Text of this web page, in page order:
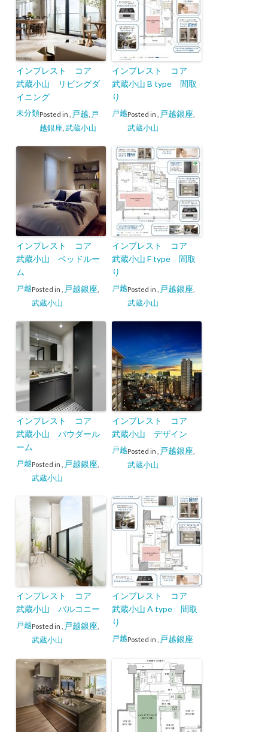
インプレスト コア
武蔵小山 リビングダ
イニング
Posted in
未分類 戸越 戸
越銀座 武蔵小山
インプレスト コア
武蔵小山 B type 間取
り
Posted in
戸越 戸越銀座
武蔵小山
インプレスト コア
武蔵小山 ベッドルー
ム
Posted in
戸越 戸越銀座
武蔵小山
インプレスト コア
武蔵小山 F type 間取
り
Posted in
戸越 戸越銀座
武蔵小山
インプレスト コア
武蔵小山 パウダール
ーム
Posted in
戸越 戸越銀座
武蔵小山
インプレスト コア
武蔵小山 デザイン
Posted in
戸越 戸越銀座
武蔵小山
インプレスト コア
武蔵小山 バルコニー
Posted in
戸越 戸越銀座
武蔵小山
インプレスト コア
武蔵小山 A type 間取
り
Posted in
戸越 戸越銀座